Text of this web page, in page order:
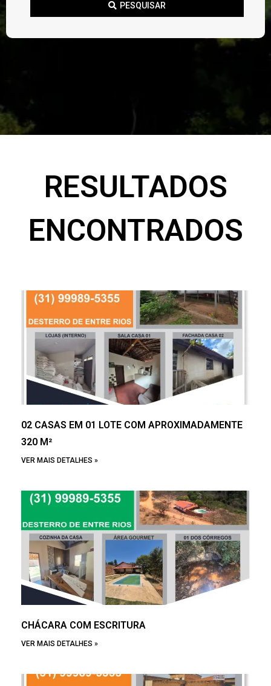
PESQUISAR
RESULTADOS
ENCONTRADOS
02 CASAS EM 01 LOTE COM APROXIMADAMENTE
320 M²
VER MAIS DETALHES »
CHÁCARA COM ESCRITURA
VER MAIS DETALHES »